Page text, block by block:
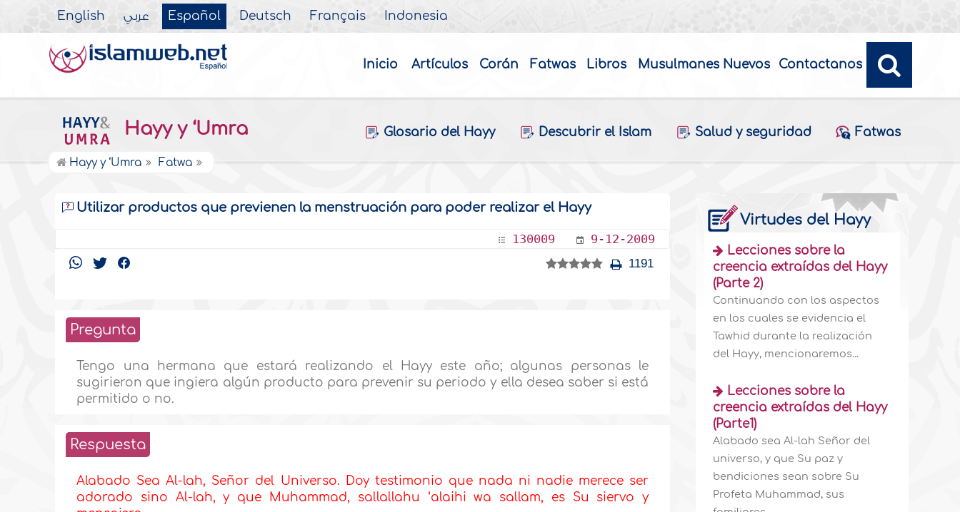
English عربي Español Deutsch Français Indonesia
Inicio Artículos Corán Fatwas Libros Musulmanes Nuevos Contactanos
Hayy y ‘Umra Glosario del Hayy Descubrir el Islam Salud y seguridad Fatwas
Hayy y ‘Umra Fatwa
Utilizar productos que previenen la menstruación para poder realizar el Hayy
130009 9-12-2009
1191
Pregunta
Tengo una hermana que estará realizando el Hayy este año; algunas personas le
sugirieron que ingiera algún producto para prevenir su periodo y ella desea saber si está
permitido o no.
Respuesta
Alabado Sea Al-lah, Señor del Universo. Doy testimonio que nada ni nadie merece ser
adorado sino Al-lah, y que Muhammad, sallallahu ‘alaihi wa sallam, es Su siervo y
Virtudes del Hayy
Lecciones sobre la
creencia extraídas del Hayy
(Parte 2)
Continuando con los aspectos
en los cuales se evidencia el
Tawhid durante la realización
del Hayy, mencionaremos...
Lecciones sobre la
creencia extraídas del Hayy
(Parte1)
Alabado sea Al-lah Señor del
universo, y que Su paz y
bendiciones sean sobre Su
Profeta Muhammad, sus